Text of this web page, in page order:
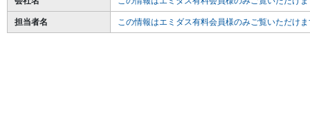
担当者名 この情報はエミダス有料会員様のみご覧いただけ